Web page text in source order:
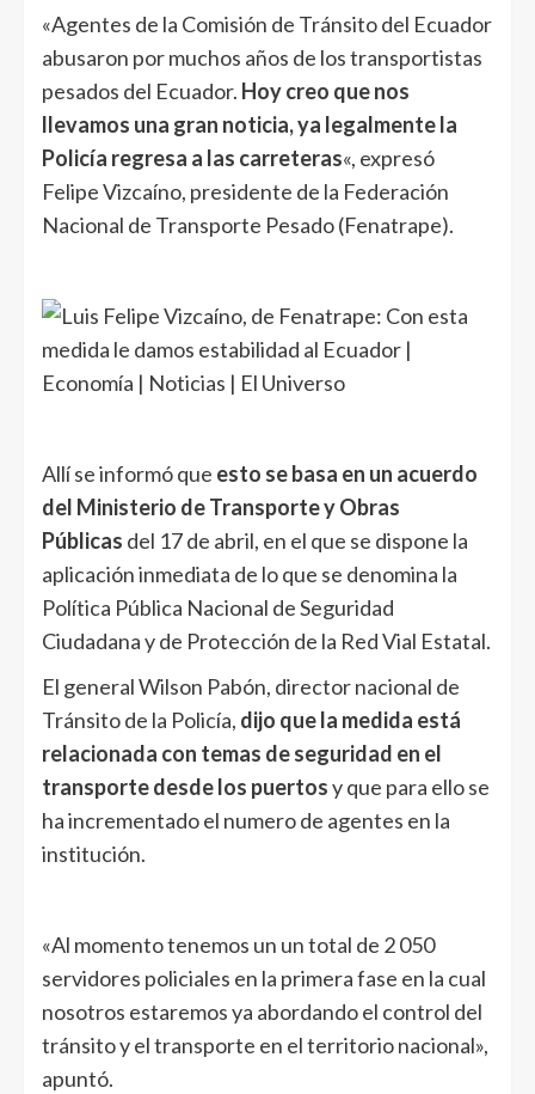
«Agentes de la Comisión de Tránsito del Ecuador
abusaron por muchos años de los transportistas
pesados del Ecuador. Hoy creo que nos
llevamos una gran noticia, ya legalmente la
Policía regresa a las carreteras«, expresó
Felipe Vizcaíno, presidente de la Federación
Nacional de Transporte Pesado (Fenatrape).
Allí se informó que esto se basa en un acuerdo
del Ministerio de Transporte y Obras
Públicas del 17 de abril, en el que se dispone la
aplicación inmediata de lo que se denomina la
Política Pública Nacional de Seguridad
Ciudadana y de Protección de la Red Vial Estatal.
El general Wilson Pabón, director nacional de
Tránsito de la Policía, dijo que la medida está
relacionada con temas de seguridad en el
transporte desde los puertosy que para ello se
ha incrementado el numero de agentes en la
institución.
«Al momento tenemos un un total de 2 050
servidores policiales en la primera fase en la cual
nosotros estaremos ya abordando el control del
tránsito y el transporte en el territorio nacional»,
apuntó.